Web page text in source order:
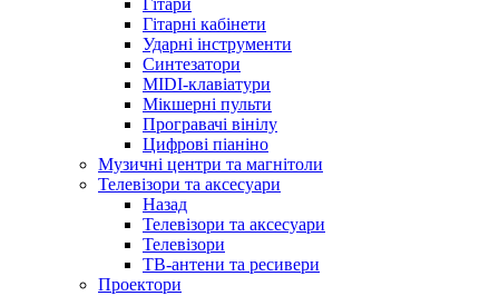
Гітари
Гітарні кабінети
Ударні інструменти
Синтезатори
MIDI-клавіатури
Мікшерні пульти
Програвачі вінілу
Цифрові піаніно
Музичні центри та магнітоли
Телевізори та аксесуари
Назад
Телевізори та аксесуари
Телевізори
ТВ-антени та ресивери
Проектори